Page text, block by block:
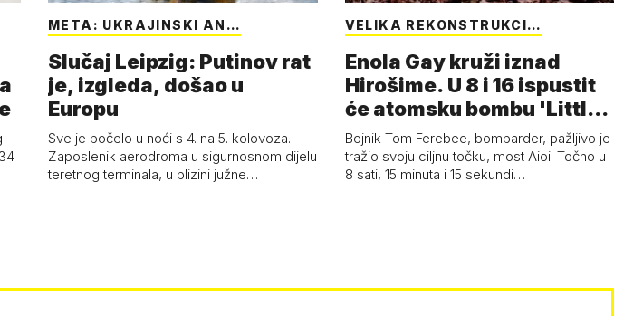
META: UKRAJINSKI AN…
Slučaj Leipzig: Putinov rat
je, izgleda, došao u
Europu
Sve je počelo u noći s 4. na 5. kolovoza.
Zaposlenik aerodroma u sigurnosnom dijelu
teretnog terminala, u blizini južne…
VELIKA REKONSTRUKCI…
Enola Gay kruži iznad
Hirošime. U 8 i 16 ispustit
će atomsku bombu 'Little
Boy'
Bojnik Tom Ferebee, bombarder, pažljivo je
tražio svoju ciljnu točku, most Aioi. Točno u
8 sati, 15 minuta i 15 sekundi…